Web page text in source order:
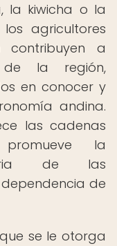
la kiwicha o la
agricultores
contribuyen a
de la región,
en conocer y
andina.
las cadenas
la
de las
de
se le otorga